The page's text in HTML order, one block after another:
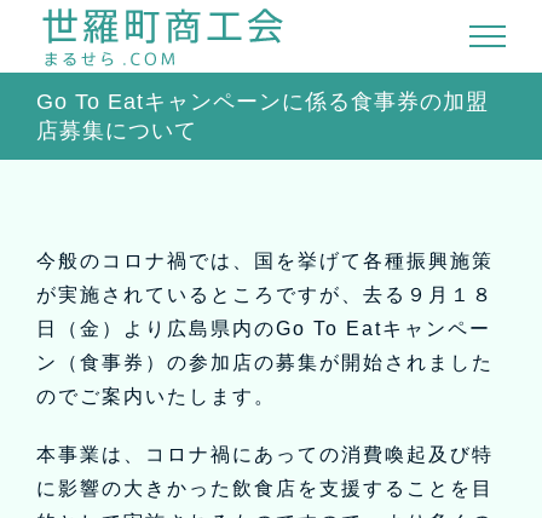
Skip
Go To Eatキャンペーンに係る食事券の加盟
店募集について
今般のコロナ禍では、国を挙げて各種振興施策
が実施されているところですが、去る９月１８
日（金）より広島県内のGo To Eatキャンペー
ン（食事券）の参加店の募集が開始されました
のでご案内いたします。
本事業は、コロナ禍にあっての消費喚起及び特
に影響の大きかった飲食店を支援することを目